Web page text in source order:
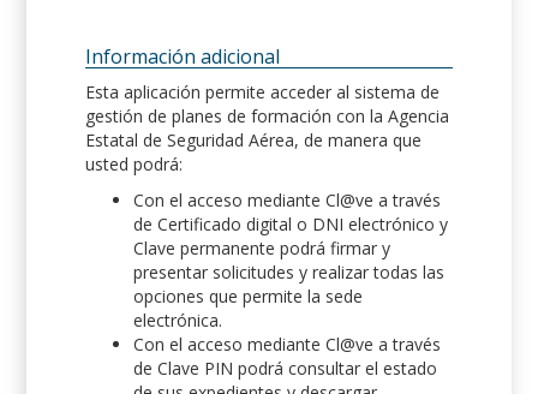
Información adicional
Esta aplicación permite acceder al sistema de
gestión de planes de formación con la Agencia
Estatal de Seguridad Aérea, de manera que
usted podrá:
Con el acceso mediante Cl@ve a través
de Certificado digital o DNI electrónico y
Clave permanente podrá firmar y
presentar solicitudes y realizar todas las
opciones que permite la sede
electrónica.
Con el acceso mediante Cl@ve a través
de Clave PIN podrá consultar el estado